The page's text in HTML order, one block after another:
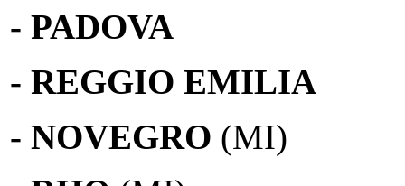
- PADOVA
- REGGIO EMILIA
- NOVEGRO (MI)